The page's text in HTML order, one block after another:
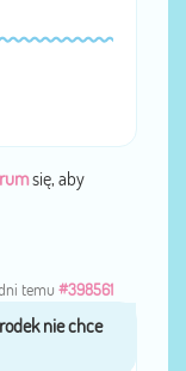
się, aby
temu #398561